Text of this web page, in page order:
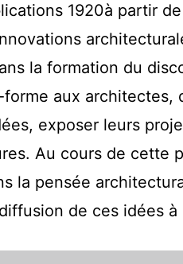
1920à partir
la formation du
aux architectes,
exposer leurs
Au cours de cette
la pensée
de ces idées